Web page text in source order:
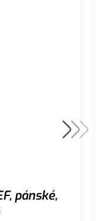
pánské,